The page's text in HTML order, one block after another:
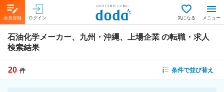
会員登録 ログイン 気になる メニュー
石油化学メーカー、九州・沖縄、上場企業 の転職・求人
検索結果
20 件 条件で並び替え